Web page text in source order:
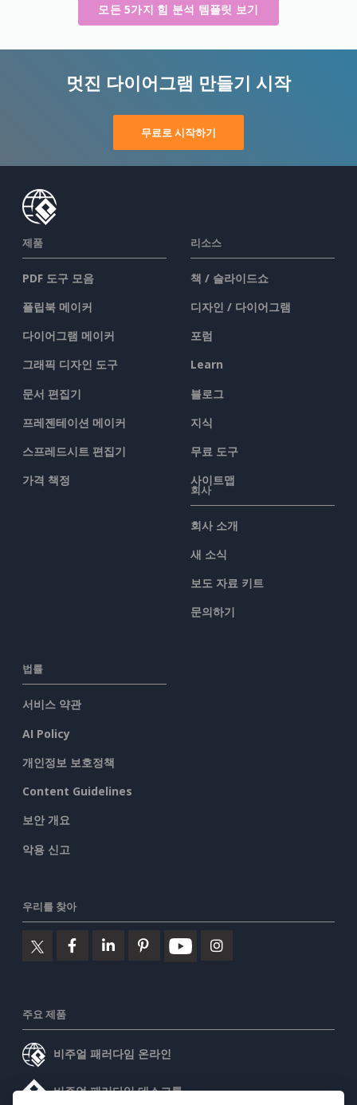
모든 5가지 힘 분석 템플릿 보기
멋진 다이어그램 만들기 시작
무료로 시작하기
제품
PDF 도구 모음
플립북 메이커
다이어그램 메이커
그래픽 디자인 도구
문서 편집기
프레젠테이션 메이커
스프레드시트 편집기
가격 책정
리소스
책 / 슬라이드쇼
디자인 / 다이어그램
포럼
Learn
블로그
지식
무료 도구
사이트맵
회사
회사 소개
새 소식
보도 자료 키트
문의하기
법률
서비스 약관
AI Policy
개인정보 보호정책
Content Guidelines
보안 개요
악용 신고
우리를 찾아
주요 제품
비주얼 패러다임 온라인
비주얼 패러다임 데스크톱